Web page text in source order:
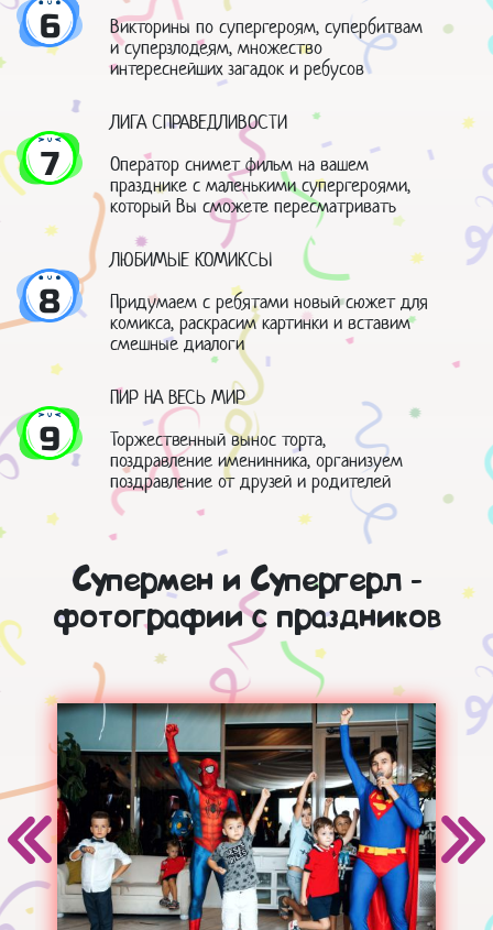
6
Викторины по супергероям, супербитвам
и суперзлодеям, множество
интереснейших загадок и ребусов
7
ЛИГА СПРАВЕДЛИВОСТИ
Оператор снимет фильм на вашем
празднике с маленькими супергероями,
который Вы сможете пересматривать
8
ЛЮБИМЫЕ КОМИКСЫ
Придумаем с ребятами новый сюжет для
комикса, раскрасим картинки и вставим
смешные диалоги
9
ПИР НА ВЕСЬ МИР
Торжественный вынос торта,
поздравление именинника, организуем
поздравление от друзей и родителей
Супермен и Супергерл -
фотографии с праздников